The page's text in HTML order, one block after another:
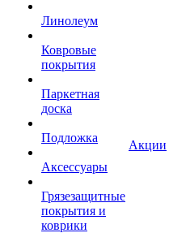
Линолеум
Ковровые
покрытия
Паркетная
доска
Подложка
Аксессуары
Грязезащитные
покрытия и
коврики
Акции